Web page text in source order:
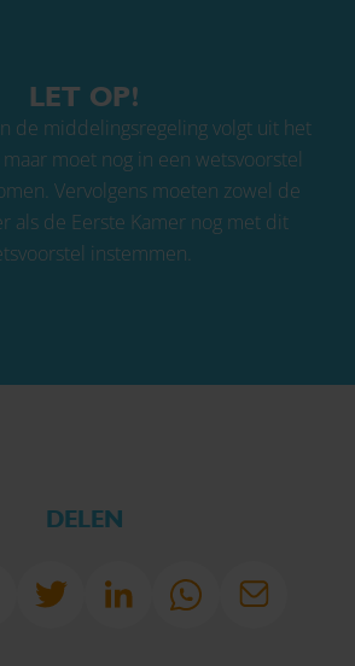
LET OP!
de middelingsregeling volgt uit het
moet nog in een wetsvoorstel
Vervolgens moeten zowel de
als de Eerste Kamer nog met dit
instemmen.
DELEN